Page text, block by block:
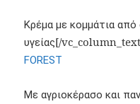
Κρέμα με κομμάτια
υγείας[/
FOREST
Με αγριοκέρασο και